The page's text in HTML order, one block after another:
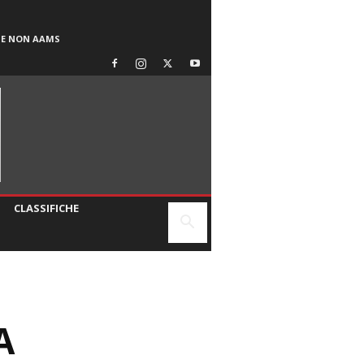
NON AAMS
CLASSIFICHE